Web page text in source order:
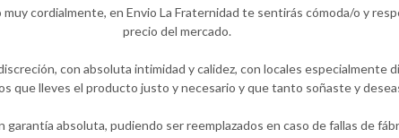
cordialmente, en Envio La Fraternidad te sentirás cómoda/o y
precio del mercado.
con absoluta intimidad y calidez, con locales especialmente
que lleves el producto justo y necesario y que tanto soñaste y
absoluta, pudiendo ser reemplazados en caso de fallas de